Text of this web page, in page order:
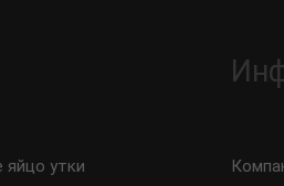
яйцо утки